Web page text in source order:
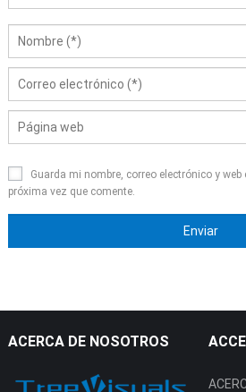
Guarda mi nombre, correo electrónico y
próxima vez que comente.
ACERCA DE NOSOTROS